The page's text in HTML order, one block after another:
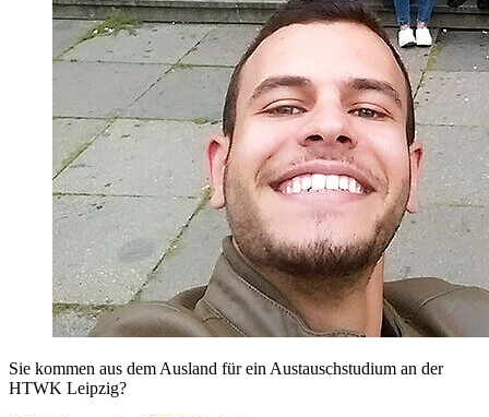
Sie kommen aus dem Ausland für ein Austauschstudium an der
HTWK Leipzig?